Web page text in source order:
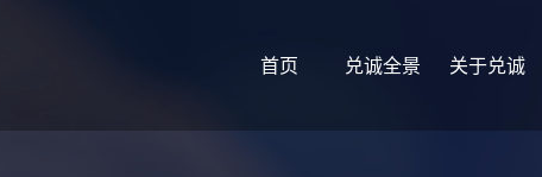
首页 兑诚全景 关于兑诚